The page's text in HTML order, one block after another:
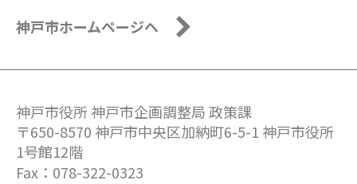
神戸市ホームページへ
神戸市役所 神戸市企画調整局 政策課
〒650-8570 神戸市中央区加納町6-5-1 神戸市役所
1号館12階
Fax：078-322-0323